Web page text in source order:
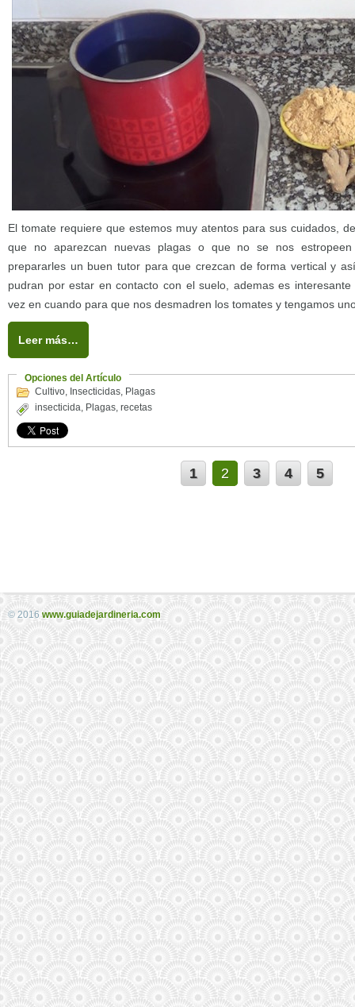
El tomate requiere que estemos muy atentos para sus cuidados,
que no aparezcan nuevas plagas o que no se nos
prepararles un buen tutor para que crezcan de forma vertical y
pudran por estar en contacto con el suelo, ademas es
vez en cuando para que nos desmadren los tomates y tengamos
Leer más…
Opciones del Artículo
Cultivo, Insecticidas, Plagas
insecticida, Plagas, recetas
1 2 3 4 5
© 2016www.guiadejardineria.com